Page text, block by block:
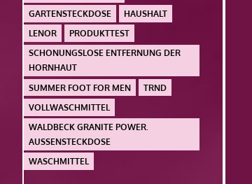
GARTENSTECKDOSE
HAUSHALT
LENOR
PRODUKTTEST
SCHONUNGSLOSE ENTFERNUNG DER
HORNHAUT
SUMMER FOOT FOR MEN
TRND
VOLLWASCHMITTEL
WALDBECK GRANITE POWER.
AUSSENSTECKDOSE
WASCHMITTEL